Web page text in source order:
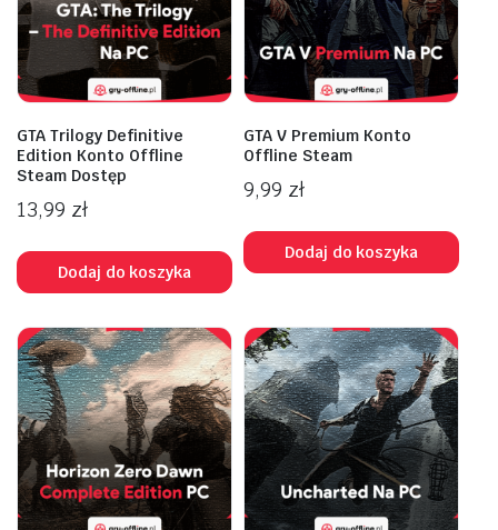
GTA Trilogy Definitive
Edition Konto Offline
Steam Dostęp
13,99 zł
Dodaj do koszyka
GTA V Premium Konto
Offline Steam
9,99 zł
Dodaj do koszyka